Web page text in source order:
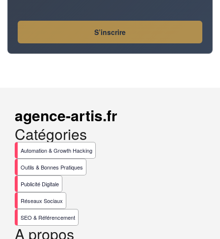
S’inscrire
agence-artis.fr
Catégories
Automation & Growth Hacking
Outils & Bonnes Pratiques
Publicité Digitale
Réseaux Sociaux
SEO & Référencement
A propos